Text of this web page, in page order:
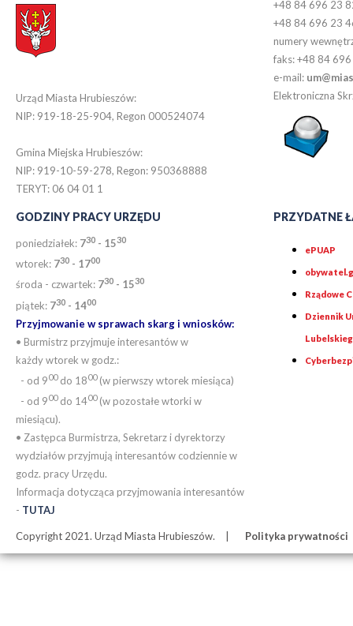
Urząd Miasta Hrubieszów:
NIP: 919-18-25-904, Regon 000524074
Gmina Miejska Hrubieszów:
NIP: 919-10-59-278, Regon: 950368888
TERYT: 06 04 01 1
+48 84 696 23
+48 84 696 23
numery
faks: +48 84
e-mail:
Elektroniczna
GODZINY PRACY URZĘDU
poniedziałek: 730 - 1530
wtorek: 730 - 1700
środa - czwartek: 730 - 1530
piątek: 730 - 1400
Przyjmowanie w sprawach skarg i wniosków:
• Burmistrz przyjmuje interesantów w
każdy wtorek w godz.:
- od 900do 1800(w pierwszy wtorek miesiąca)
- od 900do 1400(w pozostałe wtorki w
miesiącu).
• Zastępca Burmistrza, Sekretarz i dyrektorzy
wydziałów przyjmują interesantów codziennie w
godz. pracy Urzędu.
Informacja dotycząca przyjmowania interesantów
- TUTAJ
PRZYDATNE
ePUAP
Rządowe
Dziennik
Copyright 2021. Urząd Miasta Hrubieszów. Polityka prywatności